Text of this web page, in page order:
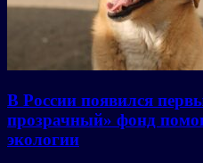
В России появился
прозрачный» фонд
экологии